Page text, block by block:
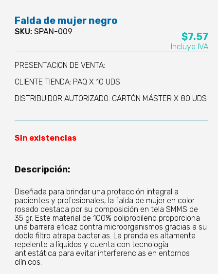
Falda de mujer negro
$7.57
Incluye IVA
SKU: SPAN-009
PRESENTACION DE VENTA:
CLIENTE TIENDA: PAQ X 10 UDS
DISTRIBUIDOR AUTORIZADO: CARTÓN MÁSTER X 80 UDS
Sin existencias
Descripción:
Diseñada para brindar una protección integral a
pacientes y profesionales, la falda de mujer en color
rosado destaca por su composición en tela SMMS de
35 gr. Este material de 100% polipropileno proporciona
una barrera eficaz contra microorganismos gracias a su
doble filtro atrapa bacterias. La prenda es altamente
repelente a líquidos y cuenta con tecnología
antiestática para evitar interferencias en entornos
clínicos.